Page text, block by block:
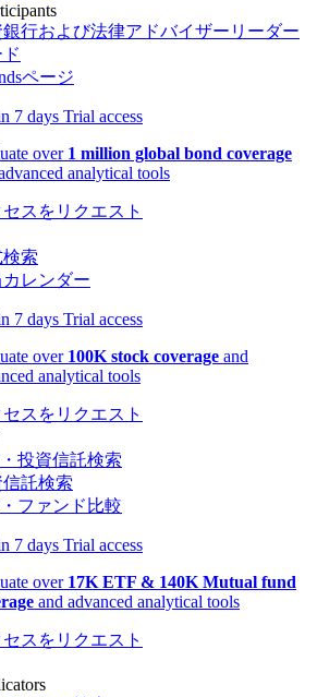
行および法律アドバイザーリーダー
ページ
7 days Trial access
over 1 million global bond coverage
analytical tools
スをリクエスト
索
レンダー
7 days Trial access
over 100K stock coverage and
analytical tools
スをリクエスト
投資信託検索
託検索
ファンド比較
7 days Trial access
over 17K ETF & 140K Mutual fund
and advanced analytical tools
スをリクエスト